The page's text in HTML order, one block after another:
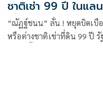
ชาติเช่า 99 ปี ในแลนด์บริดจ์ ใ
แน่
“ณัฏฐ์ชนน” ลั่น ! หยุดบิดเบื
หรือต่างชาติเช่าที่ดิน 99 ปี รั